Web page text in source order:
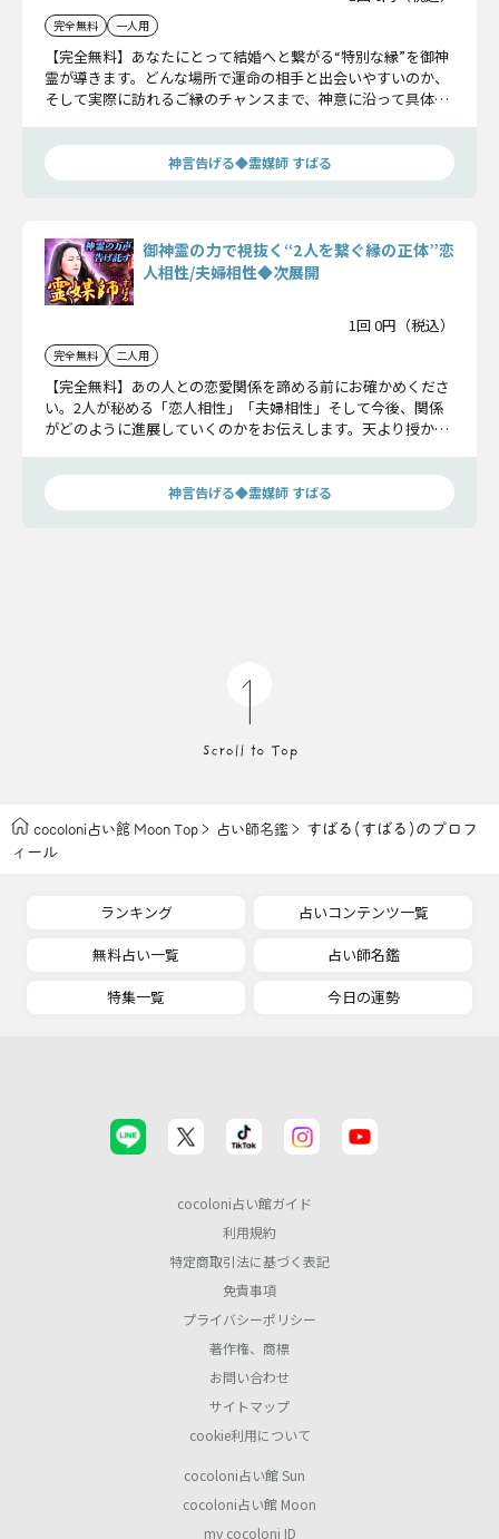
完全無料 一人用
【完全無料】あなたにとって結婚へと繋がる“特別な縁”を御神
霊が導きます。どんな場所で運命の相手と出会いやすいのか、
そして実際に訪れるご縁のチャンスまで、神意に沿って具体的
神言告げる◆霊媒師 すばる
御神霊の力で視抜く“2人を繋ぐ縁の正体”恋
人相性/夫婦相性◆次展開
1回 0円（税込）
完全無料 二人用
【完全無料】あの人との恋愛関係を諦める前にお確かめくださ
い。2人が秘める「恋人相性」「夫婦相性」そして今後、関係
がどのように進展していくのかをお伝えします。天より授かる
神言告げる◆霊媒師 すばる
cocoloni占い館 Moon Top 占い師名鑑
すばる(すばる)のプロフ
ィール
ランキング
占いコンテンツ一覧
無料占い一覧
占い師名鑑
特集一覧
今日の運勢
cocoloni占い館ガイド
利用規約
特定商取引法に基づく表記
免責事項
プライバシーポリシー
著作権、商標
お問い合わせ
サイトマップ
cookie利用について
cocoloni占い館 Sun
cocoloni占い館 Moon
my cocoloni ID